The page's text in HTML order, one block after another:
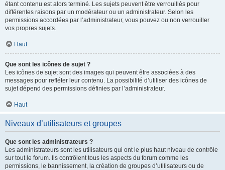
étant contenu est alors terminé. Les sujets peuvent être verrouillés pour
différentes raisons par un modérateur ou un administrateur. Selon les
permissions accordées par l’administrateur, vous pouvez ou non verrouiller
vos propres sujets.
Haut
Que sont les icônes de sujet ?
Les icônes de sujet sont des images qui peuvent être associées à des
messages pour refléter leur contenu. La possibilité d’utiliser des icônes de
sujet dépend des permissions définies par l’administrateur.
Haut
Niveaux d’utilisateurs et groupes
Que sont les administrateurs ?
Les administrateurs sont les utilisateurs qui ont le plus haut niveau de contrôle
sur tout le forum. Ils contrôlent tous les aspects du forum comme les
permissions, le bannissement, la création de groupes d’utilisateurs ou de